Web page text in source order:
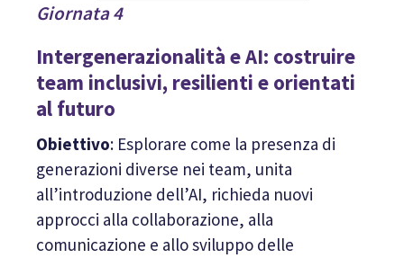
Giornata 4
Intergenerazionalità e AI: costruire
team inclusivi, resilienti e orientati
al futuro
Obiettivo: Esplorare come la presenza di
generazioni diverse nei team, unita
all’introduzione dell’AI, richieda nuovi
approcci alla collaborazione, alla
comunicazione e allo sviluppo delle